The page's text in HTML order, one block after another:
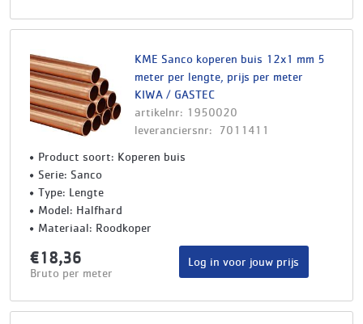
KME Sanco koperen buis 12x1 mm 5
meter per lengte, prijs per meter
KIWA / GASTEC
artikelnr: 1950020
leveranciersnr: 7011411
Product soort: Koperen buis
Serie: Sanco
Type: Lengte
Model: Halfhard
Materiaal: Roodkoper
€18,36
Bruto per meter
Log in voor jouw prijs